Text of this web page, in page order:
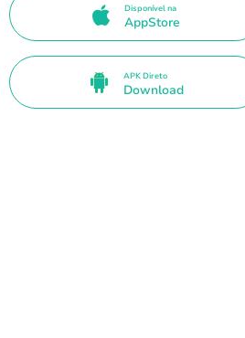
Disponível na
AppStore
APK Direto
Download